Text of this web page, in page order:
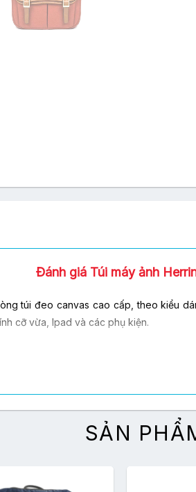
Đánh giá Túi máy ảnh
túi đeo canvas cao cấp, theo kiểu
cỡ vừa, Ipad và các phụ kiện.
SẢN